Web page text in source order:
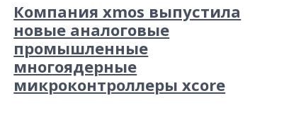
Компания xmos выпустила
новые аналоговые
промышленные
многоядерные
микроконтроллеры xcore